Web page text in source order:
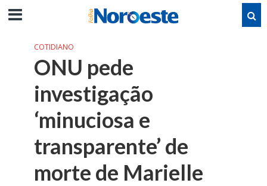
COTIDIANO
ONU pede
investigação
‘minuciosa e
transparente’ de
morte de Marielle